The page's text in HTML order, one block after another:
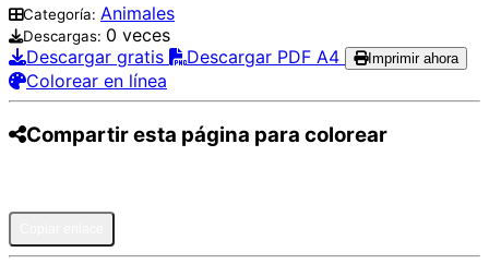
Categoría: Animales
Descargas: 0 veces
Descargar gratis
Descargar PDF A4 Imprimir ahora
Colorear en línea
Compartir esta página para colorear